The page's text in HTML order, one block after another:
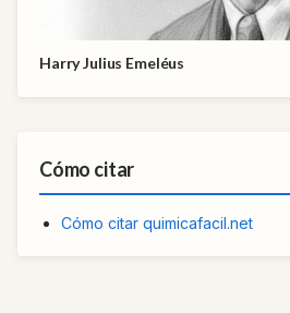
Harry Julius Emeléus
Cómo citar
Cómo citar quimicafacil.net